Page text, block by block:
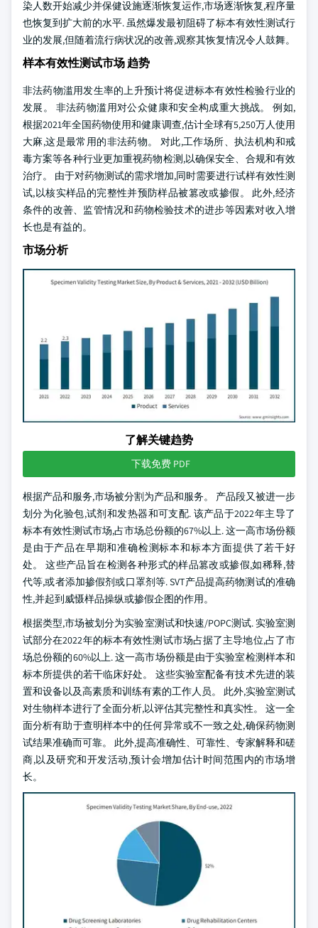
染人数开始减少并保健设施逐渐恢复运作,市场逐渐恢复,程序量
也恢复到扩大前的水平. 虽然爆发最初阻碍了标本有效性测试行
业的发展,但随着流行病状况的改善,观察其恢复情况令人鼓舞。
样本有效性测试市场 趋势
非法药物滥用发生率的上升预计将促进标本有效性检验行业的
发展。 非法药物滥用对公众健康和安全构成重大挑战。 例如,
根据2021年全国药物使用和健康调查,估计全球有5,250万人使用
大麻,这是最常用的非法药物。 对此,工作场所、执法机构和戒
毒方案等各种行业更加重视药物检测,以确保安全、合规和有效
治疗。 由于对药物测试的需求增加,同时需要进行试样有效性测
试,以核实样品的完整性并预防样品被篡改或掺假。 此外,经济
条件的改善、监管情况和药物检验技术的进步等因素对收入增
长也是有益的。
市场分析
了解关键趋势
下载免费 PDF
根据产品和服务,市场被分割为产品和服务。 产品段又被进一步
划分为化验包,试剂和发热器和可支配. 该产品于2022年主导了
标本有效性测试市场,占市场总份额的67%以上. 这一高市场份额
是由于产品在早期和准确检测标本和标本方面提供了若干好
处。 这些产品旨在检测各种形式的样品篡改或掺假,如稀释,替
代等,或者添加掺假剂或口罩剂等. SVT产品提高药物测试的准确
性,并起到威慑样品操纵或掺假企图的作用。
根据类型,市场被划分为实验室测试和快速/POPC测试. 实验室测
试部分在2022年的标本有效性测试市场占据了主导地位,占了市
场总份额的60%以上. 这一高市场份额是由于实验室检测样本和
标本所提供的若干临床好处。 这些实验室配备有技术先进的装
置和设备以及高素质和训练有素的工作人员。 此外,实验室测试
对生物样本进行了全面分析,以评估其完整性和真实性。 这一全
面分析有助于查明样本中的任何异常或不一致之处,确保药物测
试结果准确而可靠。 此外,提高准确性、可靠性、专家解释和磋
商,以及研究和开发活动,预计会增加估计时间范围内的市场增
长。